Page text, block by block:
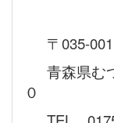
〒035-
青森県む
０